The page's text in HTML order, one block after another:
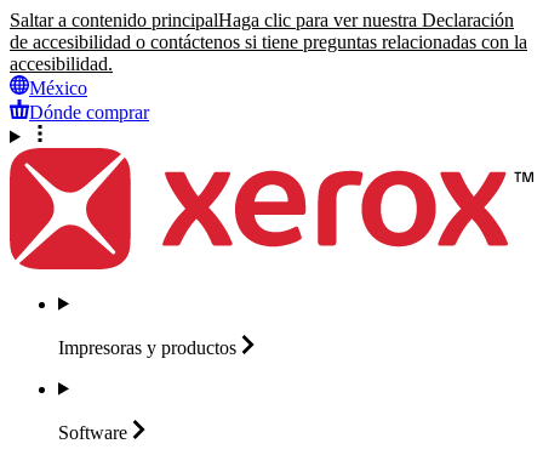
Saltar a contenido principalHaga clic para ver nuestra Declaración
de accesibilidad o contáctenos si tiene preguntas relacionadas con la
accesibilidad.
México
Dónde comprar
Impresoras y productos
Software